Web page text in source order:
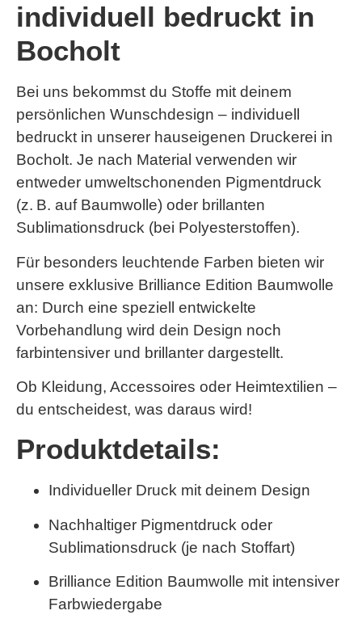
individuell bedruckt in
Bocholt
Bei uns bekommst du Stoffe mit deinem
persönlichen Wunschdesign – individuell
bedruckt in unserer hauseigenen Druckerei in
Bocholt. Je nach Material verwenden wir
entweder umweltschonenden Pigmentdruck
(z. B. auf Baumwolle) oder brillanten
Sublimationsdruck (bei Polyesterstoffen).
Für besonders leuchtende Farben bieten wir
unsere exklusive Brilliance Edition Baumwolle
an: Durch eine speziell entwickelte
Vorbehandlung wird dein Design noch
farbintensiver und brillanter dargestellt.
Ob Kleidung, Accessoires oder Heimtextilien –
du entscheidest, was daraus wird!
Produktdetails:
Individueller Druck mit deinem Design
Nachhaltiger Pigmentdruck oder
Sublimationsdruck (je nach Stoffart)
Brilliance Edition Baumwolle mit intensiver
Farbwiedergabe